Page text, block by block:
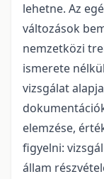
lehetne. Az
változások
nemzetközi
ismerete
vizsgálat
elemzése,
figyelni:
állam